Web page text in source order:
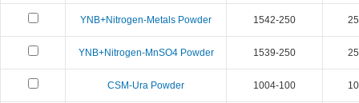
YNB+Nitrogen-Metals Powder 1542-250
YNB+Nitrogen-MnSO4 Powder 1539-250
CSM-Ura Powder 1004-100